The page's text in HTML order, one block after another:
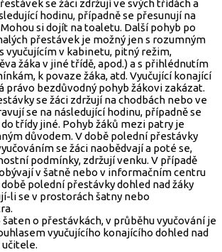
se žáci zdržují ve svých třídách a
hodinu, případně se přesunují na
si dojít na toaletu. Další pohyb po
přestávek je možný jen s rozumným
vyučujícím v kabinetu, pitný režim,
žáka v jiné třídě, apod.) a s přihlédnutím
k povaze žáka, atd. Vyučující konající
právo bezdůvodný pohyb žákovi zakázat.
se žáci zdržují na chodbách nebo ve
se na následující hodinu, případně se
třídy jiné. Pohyb žáků mezi patry je
důvodem. V době polední přestávky
se žáci naobědvají a poté se,
podmínky, zdržují venku. V případě
v šatně nebo v informačním centru
polední přestávky dohled nad žáky
li se v prostorách šatny nebo
šaten o přestávkách, v průběhu vyučování je
vyučujícího konajícího dohled nad